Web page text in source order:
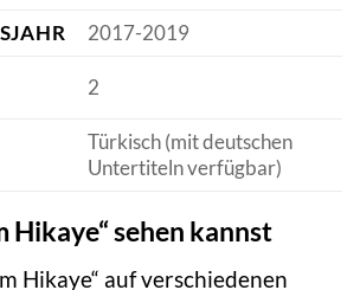
2017-2019
2
Türkisch (mit deutschen
Untertiteln verfügbar)
Hikaye“ sehen kannst
Hikaye“ auf verschiedenen